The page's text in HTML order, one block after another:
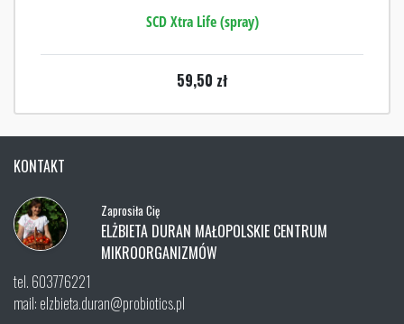
SCD Xtra Life (spray)
59,50 zł
KONTAKT
Zaprosiła Cię
ELŻBIETA DURAN MAŁOPOLSKIE CENTRUM
MIKROORGANIZMÓW
tel. 603776221
mail: elzbieta.duran@probiotics.pl